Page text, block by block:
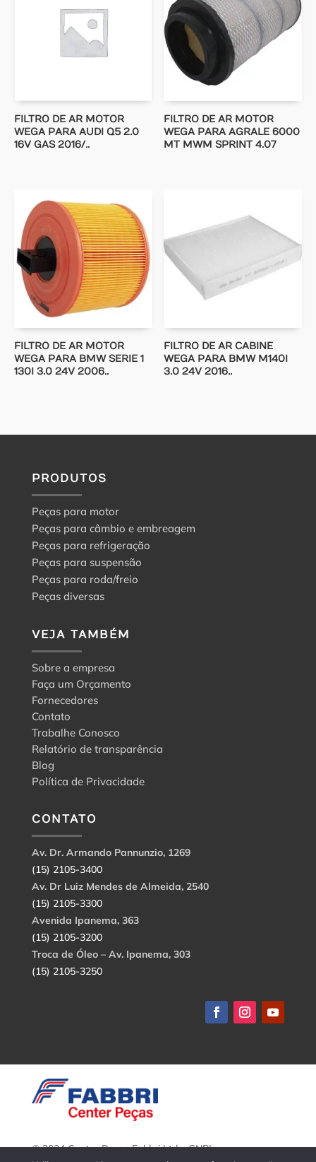
FILTRO DE AR MOTOR
WEGA PARA AUDI Q5 2.0
16V GAS 2016/..
FILTRO DE AR MOTOR
WEGA PARA AGRALE 6000
MT MWM SPRINT 4.07
FILTRO DE AR MOTOR
WEGA PARA BMW SERIE 1
130I 3.0 24V 2006..
FILTRO DE AR CABINE
WEGA PARA BMW M140I
3.0 24V 2016..
PRODUTOS
Peças para motor
Peças para câmbio e embreagem
Peças para refrigeração
Peças para suspensão
Peças para roda/freio
Peças diversas
VEJA TAMBÉM
Sobre a empresa
Faça um Orçamento
Fornecedores
Contato
Trabalhe Conosco
Relatório de transparência
Blog
Política de Privacidade
CONTATO
Av. Dr. Armando Pannunzio, 1269
(15) 2105-3400
Av. Dr Luiz Mendes de Almeida, 2540
(15) 2105-3300
Avenida Ipanema, 363
(15) 2105-3200
Troca de Óleo – Av. Ipanema, 303
(15) 2105-3250
© 2024 Center Peças Fabbri Ltda. CNPJ: